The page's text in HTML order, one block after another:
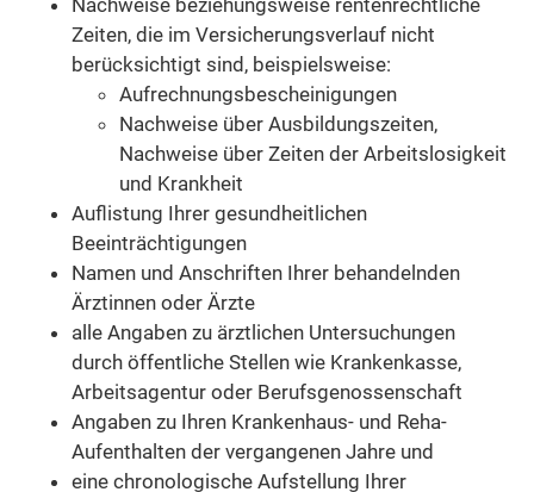
Nachweise beziehungsweise rentenrechtliche
Zeiten, die im Versicherungsverlauf nicht
berücksichtigt sind, beispielsweise:
Aufrechnungsbescheinigungen
Nachweise über Ausbildungszeiten,
Nachweise über Zeiten der Arbeitslosigkeit
und Krankheit
Auflistung Ihrer gesundheitlichen
Beeinträchtigungen
Namen und Anschriften Ihrer behandelnden
Ärztinnen oder Ärzte
alle Angaben zu ärztlichen Untersuchungen
durch öffentliche Stellen wie Krankenkasse,
Arbeitsagentur oder Berufsgenossenschaft
Angaben zu Ihren Krankenhaus- und Reha-
Aufenthalten der vergangenen Jahre und
eine chronologische Aufstellung Ihrer